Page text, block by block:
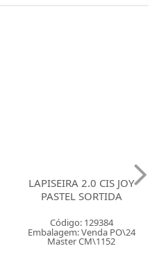
LAPISEIRA 2.0 CIS JOY
Código: 129384
Embalagem: Venda PO\24